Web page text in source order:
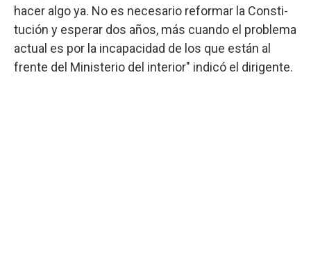
hacer algo ya. No es necesario reformar la Consti-
tución y esperar dos años, más cuando el problema
actual es por la incapacidad de los que están al
frente del Ministerio del interior" indicó el dirigente.